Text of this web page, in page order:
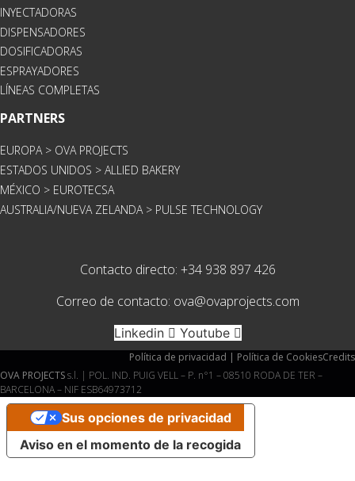
INYECTADORAS
DISPENSADORES
DOSIFICADORAS
ESPRAYADORES
LÍNEAS COMPLETAS
PARTNERS
EUROPA > OVA PROJECTS
ESTADOS UNIDOS > ALLIED BAKERY
MÉXICO > EUROTECSA
AUSTRALIA/NUEVA ZELANDA > PULSE TECHNOLOGY
Contacto directo: +34 938 897 426
Correo de contacto: ova@ovaprojects.com
Linkedin Youtube
Política de privacidad | Política de CookiesCredits
OVA PROJECTSs.l. | POL. IND. PUIG VELL – P. n°1 – 08510 RODA DE TER –
BARCELONA – NIF ESB64973712
Aviso en el momento de la recogida
Sus opciones de privacidad